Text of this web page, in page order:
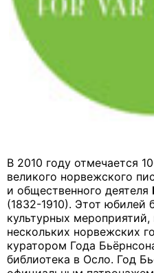
В 2010 году отмечается
великого норвежского
и общественного деятеля
(1832-1910). Этот юбилей
культурных
нескольких норвежских
куратором Года
библиотека в Осло. Год